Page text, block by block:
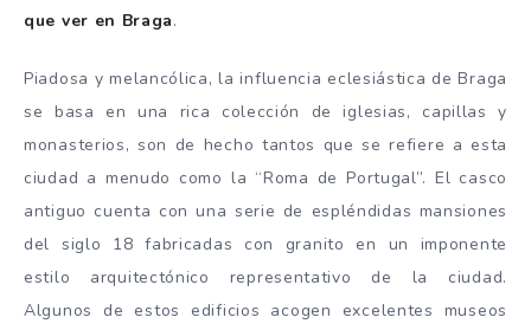
que ver en Braga.
Piadosa y melancólica, la influencia eclesiástica de Braga
se basa en una rica colección de iglesias, capillas y
monasterios, son de hecho tantos que se refiere a esta
ciudad a menudo como la “Roma de Portugal”. El casco
antiguo cuenta con una serie de espléndidas mansiones
del siglo 18 fabricadas con granito en un imponente
estilo arquitectónico representativo de la ciudad.
Algunos de estos edificios acogen excelentes museos